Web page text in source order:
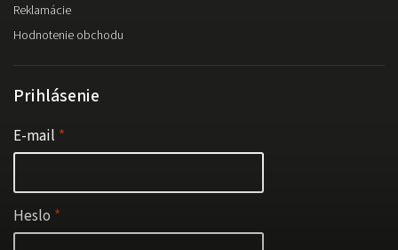
Reklamácie
Hodnotenie obchodu
Prihlásenie
E-mail
Heslo